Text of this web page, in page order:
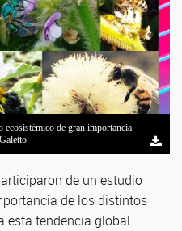
de gran importancia
de un estudio
de los distintos
esta tendencia global.